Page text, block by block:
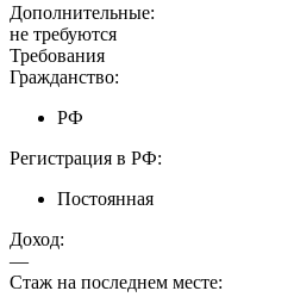
Дополнительные:
не требуются
Требования
Гражданство:
РФ
Регистрация в РФ:
Постоянная
Доход:
—
Стаж на последнем месте: